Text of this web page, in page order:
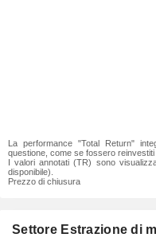
La performance "Total Return"
questione, come se fossero reinvestiti
I valori annotati (TR) sono
disponibile).
Prezzo di chiusura
Settore Estrazione di